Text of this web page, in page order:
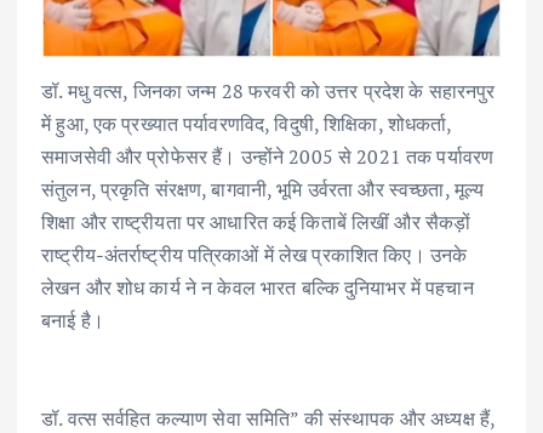
डॉ. मधु वत्स, जिनका जन्म 28 फरवरी को उत्तर प्रदेश के सहारनपुर
में हुआ, एक प्रख्यात पर्यावरणविद, विदुषी, शिक्षिका, शोधकर्ता,
समाजसेवी और प्रोफेसर हैं। उन्होंने 2005 से 2021 तक पर्यावरण
संतुलन, प्रकृति संरक्षण, बागवानी, भूमि उर्वरता और स्वच्छता, मूल्य
शिक्षा और राष्ट्रीयता पर आधारित कई किताबें लिखीं और सैकड़ों
राष्ट्रीय-अंतर्राष्ट्रीय पत्रिकाओं में लेख प्रकाशित किए। उनके
लेखन और शोध कार्य ने न केवल भारत बल्कि दुनियाभर में पहचान
बनाई है।
डॉ. वत्स सर्वहित कल्याण सेवा समिति” की संस्थापक और अध्यक्ष हैं,